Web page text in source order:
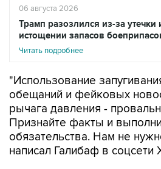
06 августа 2026
Трамп разозлился из-за
истощении запасов
Читать подробнее
"Использование
обещаний и фейковых
рычага давления -
Признайте факты и
обязательства. Нам не
написал Галибаф в соцсети